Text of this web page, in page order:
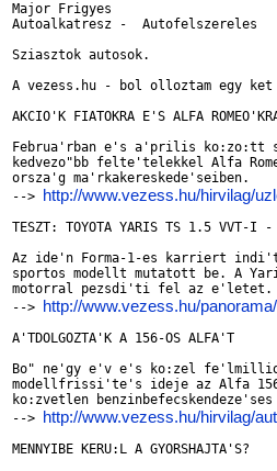
Major Frigyes
Autoalkatresz -  Autofelszereles
Sziasztok autosok.
A vezess.hu - bol olloztam egy ket
AKCIO'K FIATOKRA E'S ALFA
Februa'rban e's a'prilis ko:zo:tt
kedvezo"bb felte'telekkel Alfa
orsza'g ma'rkakereskede'seiben.
--> http://www.vezess.hu/hirvilag/
TESZT: TOYOTA YARIS TS 1.5 VVT-I -
Az ide'n Forma-1-es karriert
sportos modellt mutatott be. A
motorral pezsdi'ti fel az e'letet.
--> http://www.vezess.hu/
A'TDOLGOZTA'K A 156-OS ALFA'T
Bo" ne'gy e'v e's ko:zel
modellfrissi'te's ideje az Alfa
ko:zvetlen
--> http://www.vezess.hu/hirvilag/
MENNYIBE KERU:L A GYORSHAJTA'S?